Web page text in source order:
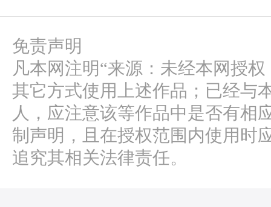
免责声明
凡本网注明“来源：未经本网授
其它方式使用上述作品；已经与
人，应注意该等作品中是否有相
制声明，且在授权范围内使用时
追究其相关法律责任。